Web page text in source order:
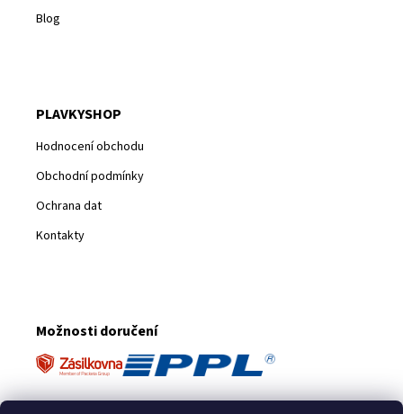
Blog
PLAVKYSHOP
Hodnocení obchodu
Obchodní podmínky
Ochrana dat
Kontakty
Možnosti doručení